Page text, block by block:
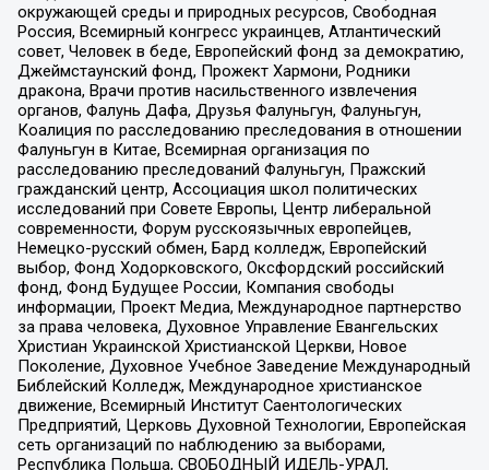
окружающей среды и природных ресурсов, Свободная
Россия, Всемирный конгресс украинцев, Атлантический
совет, Человек в беде, Европейский фонд за демократию,
Джеймстаунский фонд, Прожект Хармони, Родники
дракона, Врачи против насильственного извлечения
органов, Фалунь Дафа, Друзья Фалуньгун, Фалуньгун,
Коалиция по расследованию преследования в отношении
Фалуньгун в Китае, Всемирная организация по
расследованию преследований Фалуньгун, Пражский
гражданский центр, Ассоциация школ политических
исследований при Совете Европы, Центр либеральной
современности, Форум русскоязычных европейцев,
Немецко-русский обмен, Бард колледж, Европейский
выбор, Фонд Ходорковского, Оксфордский российский
фонд, Фонд Будущее России, Компания свободы
информации, Проект Медиа, Международное партнерство
за права человека, Духовное Управление Евангельских
Христиан Украинской Христианской Церкви, Новое
Поколение, Духовное Учебное Заведение Международный
Библейский Колледж, Международное христианское
движение, Всемирный Институт Саентологических
Предприятий, Церковь Духовной Технологии, Европейская
сеть организаций по наблюдению за выборами,
Республика Польша, СВОБОДНЫЙ ИДЕЛЬ-УРАЛ,